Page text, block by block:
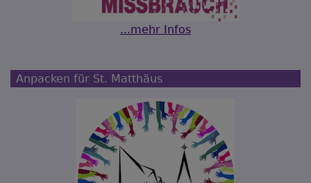
...mehr Infos
Anpacken für St. Matthäus